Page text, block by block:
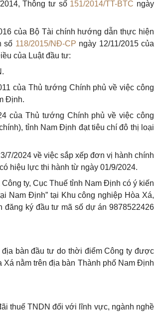
Thông tư số 151/2014/TT-BTC ngày
của Bộ Tài chính hướng dẫn thực hiện
số 118/2015/NĐ-CP ngày 12/11/2015 của
của Luật đầu tư:
của Thủ tướng Chính phủ về việc công
Định.
của Thủ tướng Chính phủ về việc công
tỉnh Nam Định đạt tiêu chí đô thị loại
7/2024 về việc sắp xếp đơn vị hành chính
hiệu lực thi hành từ ngày 01/9/2024.
ty, Cục Thuế tỉnh Nam Định có ý kiến
Nam Định” tại Khu công nghiệp Hòa Xá,
ký đầu tư mã số dự án 9878522426
bàn đầu tư do thời điểm Công ty được
nằm trên địa bàn Thành phố Nam Định
thuế TNDN đối với lĩnh vực, ngành nghề